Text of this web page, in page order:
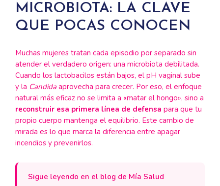
MICROBIOTA: LA CLAVE
QUE POCAS CONOCEN
Muchas mujeres tratan cada episodio por separado sin
atender el verdadero origen: una microbiota debilitada.
Cuando los lactobacilos están bajos, el pH vaginal sube
y la Candidaaprovecha para crecer. Por eso, el enfoque
natural más eficaz no se limita a «matar el hongo», sino a
reconstruir esa primera línea de defensa para que tu
propio cuerpo mantenga el equilibrio. Este cambio de
mirada es lo que marca la diferencia entre apagar
incendios y prevenirlos.
Sigue leyendo en el blog de Mía Salud